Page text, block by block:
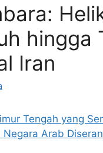
hingga
Iran